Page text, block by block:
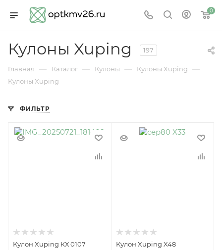
0
Кулоны Xuping 197
Главная — Каталог — Кулоны — Кулоны Xuping —
Кулоны Xuping
ФИЛЬТР
Кулон Xuping КХ 0107 Кулон Xuping X48